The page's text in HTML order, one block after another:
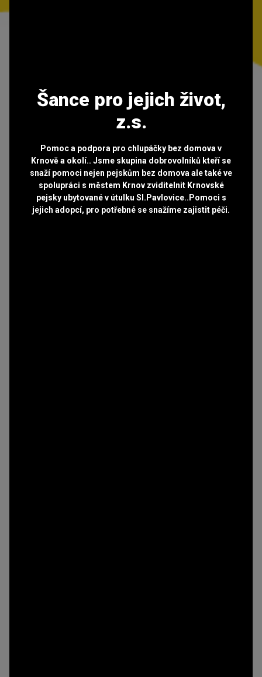
Šance pro jejich život,
z.s.
Pomoc a podpora pro chlupáčky bez domova v
Krnově a okolí.. Jsme skupina dobrovolníků kteří se
snaží pomoci nejen pejskům bez domova ale také ve
spolupráci s městem Krnov zviditelnit Krnovské
pejsky ubytované v útulku Sl.Pavlovice..Pomoci s
jejich adopcí, pro potřebné se snažíme zajistit péči.